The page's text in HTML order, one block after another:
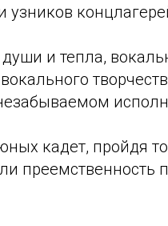
узников
и тепла,
кадет, пройдя